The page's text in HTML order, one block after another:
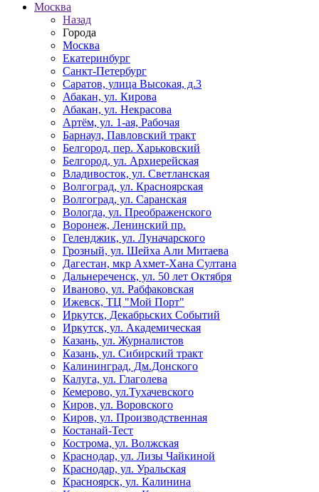
Москва
Назад
Города
Москва
Екатеринбург
Санкт-Петербург
Саратов, улица Высокая, д.3
Абакан, ул. Кирова
Абакан, ул. Некрасова
Артём, ул. 1-ая, Рабочая
Барнаул, Павловский тракт
Белгород, пер. Харьковский
Белгород, ул. Архиерейская
Владивосток, ул. Светланская
Волгоград, ул. Красноярская
Волгоград, ул. Саранская
Вологда, ул. Преображенского
Воронеж, Ленинский пр.
Геленджик, ул. Луначарского
Грозный, ул. Шейха Али Митаева
Дагестан, мкр Ахмет-Хана Султана
Дальнереченск, ул. 50 лет Октября
Иваново, ул. Рабфаковская
Ижевск, ТЦ "Мой Порт"
Иркутск, Декабрьских Событий
Иркутск, ул. Академическая
Казань, ул. Журналистов
Казань, ул. Сибирский тракт
Калининград, Дм.Донского
Калуга, ул. Глаголева
Кемерово, ул.Тухачевского
Киров, ул. Воровского
Киров, ул. Производственная
Костанай-Тест
Кострома, ул. Волжская
Краснодар, ул. Лизы Чайкиной
Краснодар, ул. Уральская
Красноярск, ул. Калинина